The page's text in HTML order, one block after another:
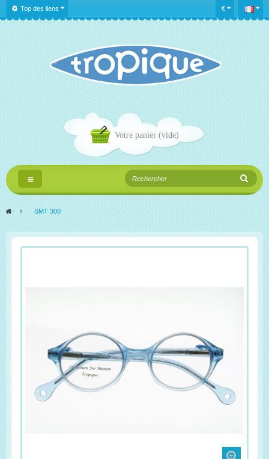
€
Top des liens
Votre panier (vide)
Navigation
bascule
> SMT 300